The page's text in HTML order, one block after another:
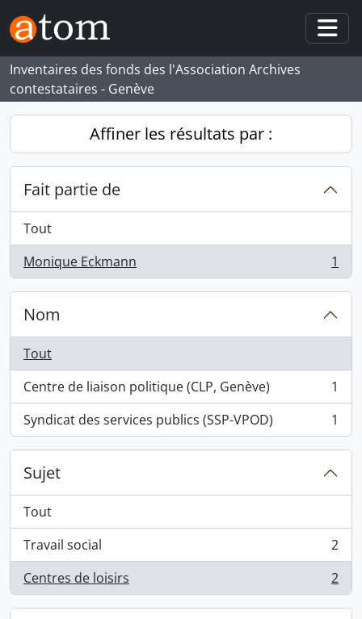
Skip to main content
Inventaires des fonds des l'Association Archives
contestataires - Genève
Affiner les résultats par :
Fait partie de
Tout
Monique Eckmann
, 1 résultats 1
Nom
Tout
Centre de liaison politique (CLP, Genève)
, 1 résultats
1
Syndicat des services publics (SSP-VPOD)
, 1 résultats 1
Sujet
Tout
Travail social
, 2 résultats
2
Centres de loisirs
, 2 résultats 2